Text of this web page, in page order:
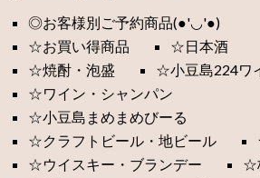
◎お客様別ご予約商品(●'◡'●)
☆お買い得商品
☆日本酒
☆焼酎・泡盛
☆小豆島224ワ
☆ワイン・シャンパン
☆小豆島まめまめびーる
☆クラフトビール・地ビール
☆ウイスキー・ブランデー
☆